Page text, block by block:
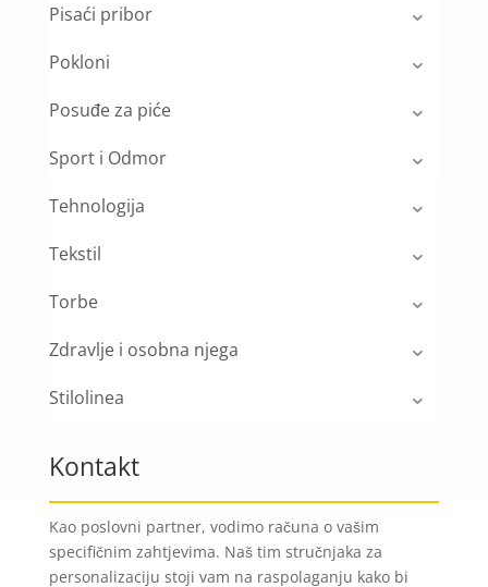
Pisaći pribor
Pokloni
Posuđe za piće
Sport i Odmor
Tehnologija
Tekstil
Torbe
Zdravlje i osobna njega
Stilolinea
Kontakt
Kao poslovni partner, vodimo računa o vašim
specifičnim zahtjevima. Naš tim stručnjaka za
personalizaciju stoji vam na raspolaganju kako bi